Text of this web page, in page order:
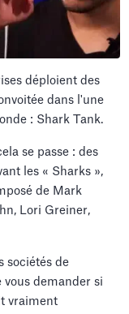
déploient des
dans l'une
: Shark Tank.
se passe : des
les « Sharks »,
de Mark
Lori Greiner,
sociétés de
demander si
vraiment